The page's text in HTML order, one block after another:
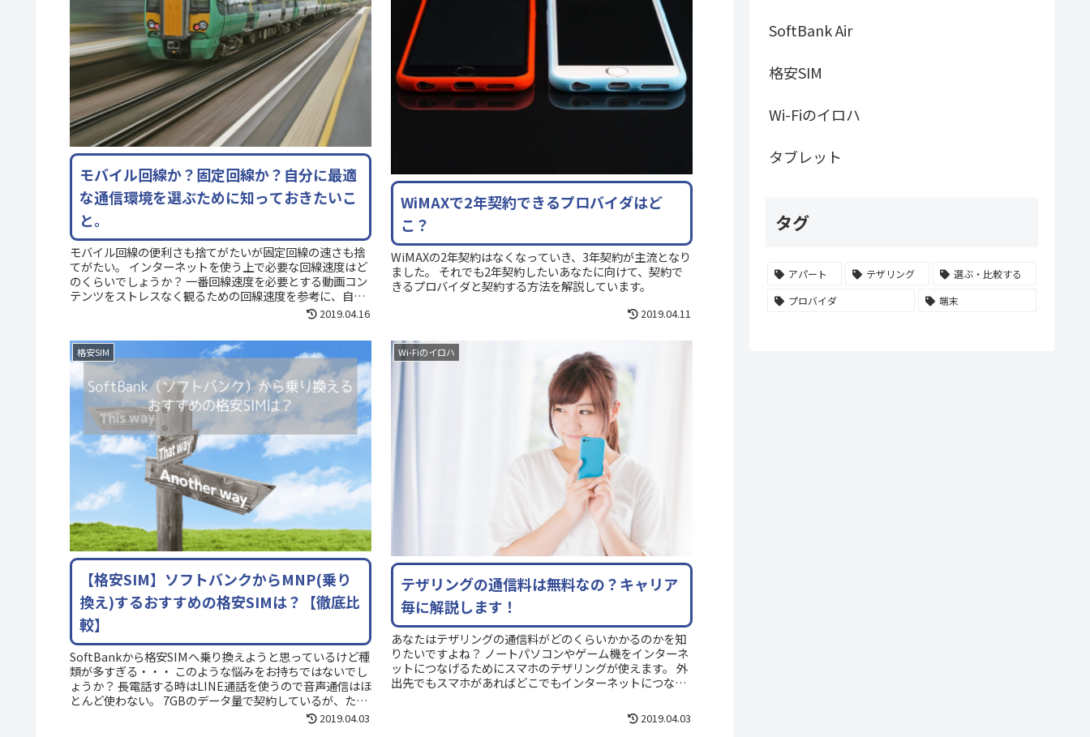
モバイル回線か？固定回線か？自分に最適
な通信環境を選ぶために知っておきたいこ
と。
モバイル回線の便利さも捨てがたいが固定回線の速さも捨
てがたい。 インターネットを使う上で必要な回線速度はど
のくらいでしょうか？ 一番回線速度を必要とする動画コン
テンツをストレスなく観るための回線速度を参考に、自分
2019.04.16
WiMAXで2年契約できるプロバイダはど
こ？
WiMAXの2年契約はなくなっていき、3年契約が主流となり
ました。 それでも2年契約したいあなたに向けて、契約で
きるプロバイダと契約する方法を解説しています。
2019.04.11
格安SIM
【格安SIM】ソフトバンクからMNP(乗り
換え)するおすすめの格安SIMは？【徹底比
較】
SoftBankから格安SIMへ乗り換えようと思っているけど種
類が多すぎる・・・ このような悩みをお持ちではないでし
ょうか？ 長電話する時はLINE通話を使うので音声通信はほ
とんど使わない。 7GBのデータ量で契約しているが、たま
2019.04.03
Wi-Fiのイロハ
テザリングの通信料は無料なの？キャリア
毎に解説します！
あなたはテザリングの通信料がどのくらいかかるのかを知
りたいですよね？ ノートパソコンやゲーム機をインターネ
ットにつなげるためにスマホのテザリングが使えます。 外
出先でもスマホがあればどこでもインターネットにつなげ
2019.04.03
SoftBank Air
格安SIM
Wi-Fiのイロハ
タブレット
タグ
アパート テザリング
選ぶ・比較する
プロバイダ
端末